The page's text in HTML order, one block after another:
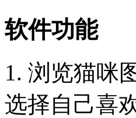
软件功能
1. 浏览猫咪
选择自己喜